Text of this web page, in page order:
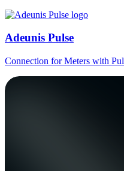
Adeunis Pulse
Connection for Meters with